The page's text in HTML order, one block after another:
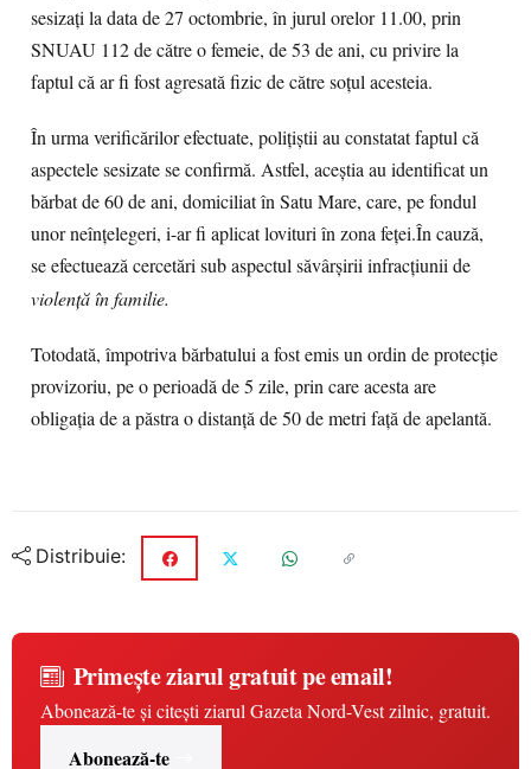
sesizați la data de 27 octombrie, în jurul orelor 11.00, prin
SNUAU 112 de către o femeie, de 53 de ani, cu privire la
faptul că ar fi fost agresată fizic de către soțul acesteia.
În urma verificărilor efectuate, polițiștii au constatat faptul că
aspectele sesizate se confirmă. Astfel, aceștia au identificat un
bărbat de 60 de ani, domiciliat în Satu Mare, care, pe fondul
unor neînțelegeri, i-ar fi aplicat lovituri în zona feței.În cauză,
se efectuează cercetări sub aspectul săvârșirii infracțiunii de
violență în familie.
Totodată, împotriva bărbatului a fost emis un ordin de protecție
provizoriu, pe o perioadă de 5 zile, prin care acesta are
obligația de a păstra o distanță de 50 de metri față de apelantă.
Distribuie:
Primește ziarul gratuit pe email!
Abonează-te și citești ziarul Gazeta Nord-Vest zilnic, gratuit.
Abonează-te